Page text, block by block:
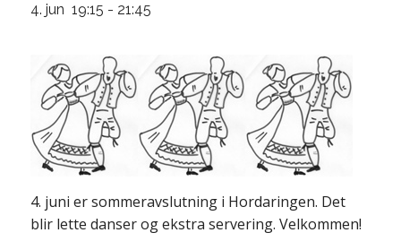
4. jun 19:15 - 21:45
4. juni er sommeravslutning i Hordaringen. Det
blir lette danser og ekstra servering. Velkommen!